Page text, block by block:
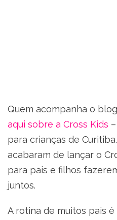
Quem acompanha o
aqui sobre a Cross Kids
para crianças de
acabaram de lançar o
para pais e filhos
juntos.
A rotina de muitos pais